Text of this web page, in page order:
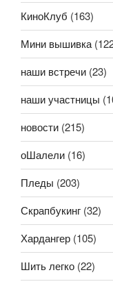
КиноКлуб (163)
Мини вышивка
наши встречи (23)
наши участницы
новости (215)
оШалели (16)
Пледы (203)
Скрапбукинг (32)
Хардангер (105)
Шить легко (22)